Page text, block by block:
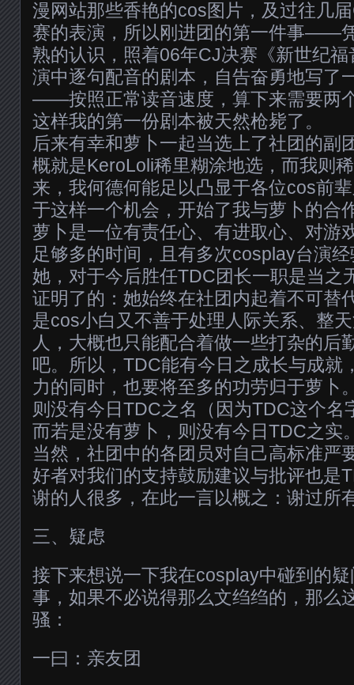
漫网站那些香艳的cos图片，及过往几
赛的表演，所以刚进团的第一件事——
熟的认识，照着06年CJ决赛《新世纪
演中逐句配音的剧本，自告奋勇地写了
——按照正常读音速度，算下来需要两
这样我的第一份剧本被天然枪毙了。
后来有幸和萝卜一起当选上了社团的副
概就是KeroLoli稀里糊涂地选，而我则
来，我何德何能足以凸显于各位cos前
于这样一个机会，开始了我与萝卜的合
萝卜是一位有责任心、有进取心、对游
足够多的时间，且有多次cosplay台演
她，对于今后胜任TDC团长一职是当之
证明了的：她始终在社团内起着不可替
是cos小白又不善于处理人际关系、整
人，大概也只能配合着做一些打杂的后
吧。所以，TDC能有今日之成长与成就
力的同时，也要将至多的功劳归于萝卜
则没有今日TDC之名（因为TDC这个名
而若是没有萝卜，则没有今日TDC之实
当然，社团中的各团员对自己高标准严
好者对我们的支持鼓励建议与批评也是
谢的人很多，在此一言以概之：谢过所
三、疑虑
接下来想说一下我在cosplay中碰到的
事，如果不必说得那么文绉绉的，那么
骚：
一曰：亲友团